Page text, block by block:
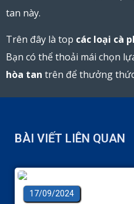
tan này.
Trên đây là top các loại cà
Bạn có thể thoải mái chọn
hòa tan trên để thưởng
BÀI VIẾT LIÊN QUAN
17/09/2024